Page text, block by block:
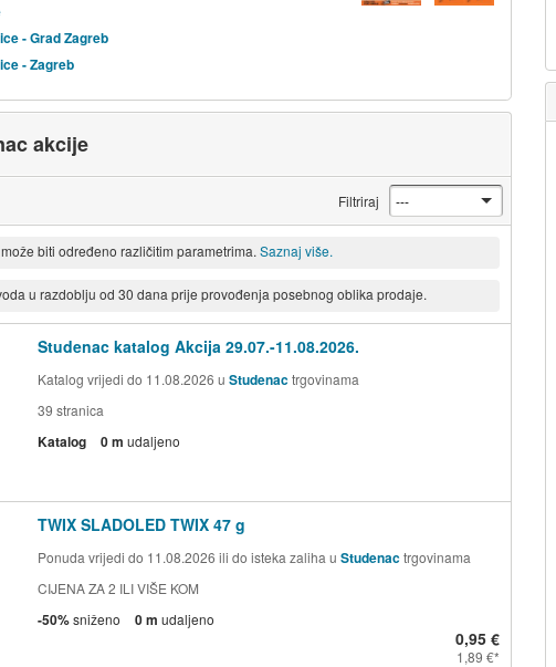
- Grad Zagreb
- Zagreb
akcije
Filtriraj
biti određeno različitim parametrima. Saznaj više.
u razdoblju od 30 dana prije provođenja posebnog oblika prodaje.
Studenac katalog Akcija 29.07.-11.08.2026.
Katalog vrijedi do 11.08.2026 u Studenactrgovinama
39 stranica
Katalog 0 m udaljeno
TWIX SLADOLED TWIX 47 g
Ponuda vrijedi do 11.08.2026 ili do isteka zaliha u Studenactrgovinama
CIJENA ZA 2 ILI VIŠE KOM
-50%sniženo 0 m udaljeno
0,95 €
1,89 €